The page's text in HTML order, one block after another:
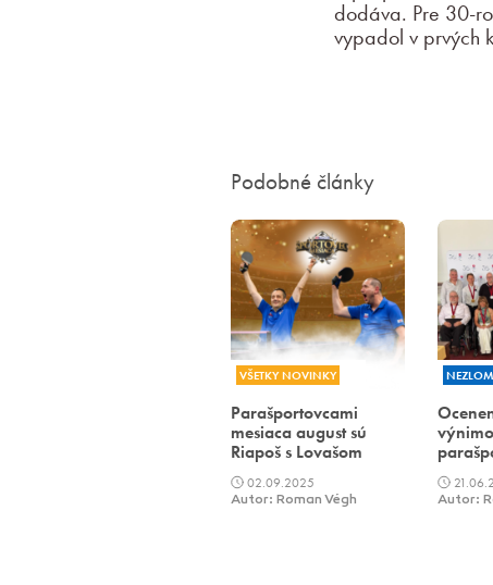
dodáva. Pre 30-
vypadol v prvých
Podobné články
VŠETKY NOVINKY
Parašportovcami
mesiaca august sú
Riapoš s Lovašom
02.09.2025
Autor: Roman Végh Autor: